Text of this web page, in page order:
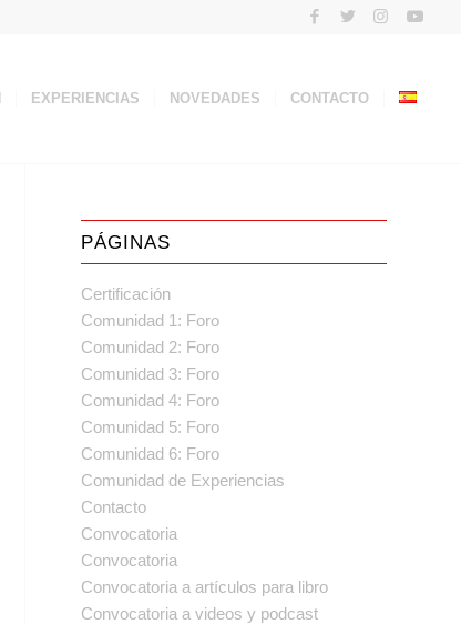
EXPERIENCIAS NOVEDADES CONTACTO
PÁGINAS
Certificación
Comunidad 1: Foro
Comunidad 2: Foro
Comunidad 3: Foro
Comunidad 4: Foro
Comunidad 5: Foro
Comunidad 6: Foro
Comunidad de Experiencias
Contacto
Convocatoria
Convocatoria
Convocatoria a artículos para libro
Convocatoria a videos y podcast